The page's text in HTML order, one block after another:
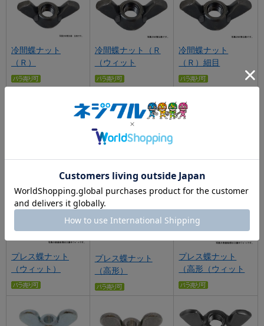
冷間蝶ナット
（Ｒ）
冷間蝶ナット（Ｒ
（ウィット
冷間蝶ナット
（Ｒ）細目
プレス蝶ナット
（ウィット）
プレス蝶ナット
（高形）
プレス蝶ナット
（高形（ウィット